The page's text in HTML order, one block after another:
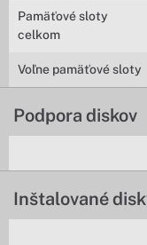
Pamäťové sloty
celkom
Voľne pamäťové sloty
Podpora diskov
Inštalované